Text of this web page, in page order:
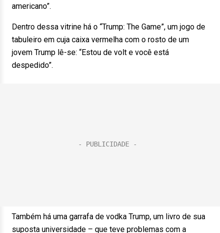
americano”.
Dentro dessa vitrine há o “Trump: The Game”, um jogo de
tabuleiro em cuja caixa vermelha com o rosto de um
jovem Trump lê-se: “Estou de volt e você está
despedido”.
Também há uma garrafa de vodka Trump, um livro de sua
suposta universidade – que teve problemas com a